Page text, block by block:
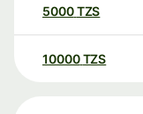
5000TZS
10000 TZS